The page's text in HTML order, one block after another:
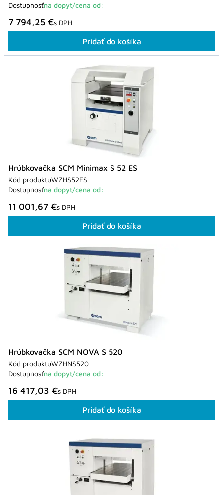
Dostupnosťna dopyt/cena od:
7 794,25 €s DPH
Pridať do košíka
Hrúbkovačka SCM Minimax S 52 ES
Kód produktuWZHS52ES
Dostupnosťna dopyt/cena od:
11 001,67 €s DPH
Pridať do košíka
Hrúbkovačka SCM NOVA S 520
Kód produktuWZHNS520
Dostupnosťna dopyt/cena od:
16 417,03 €s DPH
Pridať do košíka